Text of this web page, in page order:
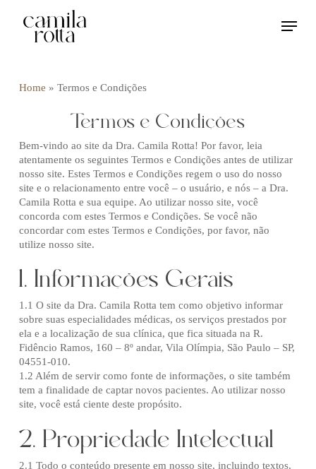
Menu
Home » Termos e Condições
Termos e Condições
Bem-vindo ao site da Dra. Camila Rotta! Por favor, leia
atentamente os seguintes Termos e Condições antes de utilizar
nosso site. Estes Termos e Condições regem o uso do nosso
site e o relacionamento entre você – o usuário, e nós – a Dra.
Camila Rotta e sua equipe. Ao utilizar nosso site, você
concorda com estes Termos e Condições. Se você não
concordar com estes Termos e Condições, por favor, não
utilize nosso site.
1. Informações Gerais
1.1 O site da Dra. Camila Rotta tem como objetivo informar
sobre suas especialidades médicas, os serviços prestados por
ela e a localização de sua clínica, que fica situada na R.
Fidêncio Ramos, 160 – 8º andar, Vila Olímpia, São Paulo – SP,
04551-010.
1.2 Além de servir como fonte de informações, o site também
tem a finalidade de captar novos pacientes. Ao utilizar nosso
site, você está ciente deste propósito.
2. Propriedade Intelectual
2.1 Todo o conteúdo presente em nosso site, incluindo textos,